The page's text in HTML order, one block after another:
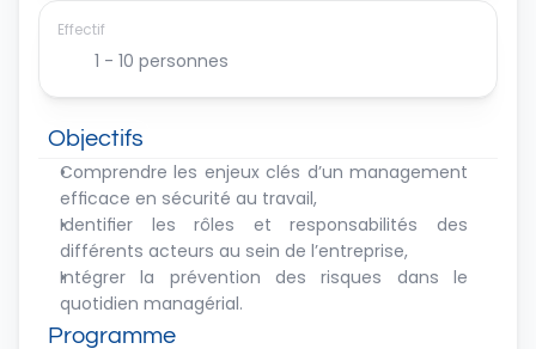
Effectif
1 - 10 personnes
Objectifs
Comprendre les enjeux clés d’un management
efficace en sécurité au travail,
Identifier les rôles et responsabilités des
différents acteurs au sein de l’entreprise,
Intégrer la prévention des risques dans le
quotidien managérial.
Programme